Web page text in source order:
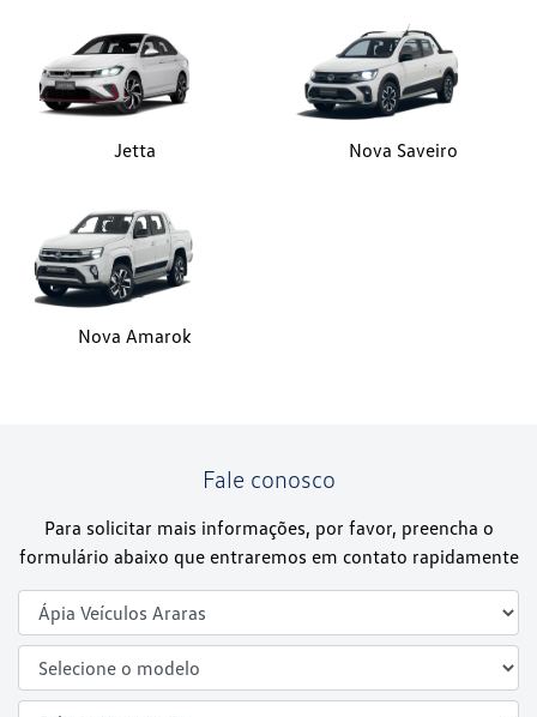
Jetta Nova Saveiro
Nova Amarok
Fale conosco
Para solicitar mais informações, por favor, preencha o
formulário abaixo que entraremos em contato rapidamente